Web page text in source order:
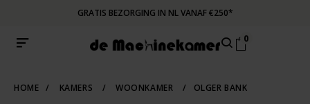
GRATIS BEZORGING IN NL VANAF €250*
0
HOME / KAMERS / WOONKAMER / OLGER BANK